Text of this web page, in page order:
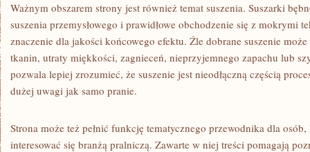
Ważnym obszarem strony jest również temat suszenia. Suszarki
suszenia przemysłowego i prawidłowe obchodzenie się z mokrymi
znaczenie dla jakości końcowego efektu. Źle dobrane suszenie
tkanin, utraty miękkości, zagnieceń, nieprzyjemnego zapachu lub
pozwala lepiej zrozumieć, że suszenie jest nieodłączną częścią
dużej uwagi jak samo pranie.
Strona może też pełnić funkcję tematycznego przewodnika dla
interesować się branżą pralniczą. Zawarte w niej treści pomagają